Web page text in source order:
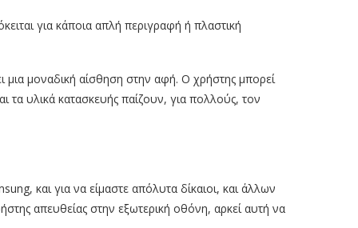
για κάποια απλή περιγραφή ή πλαστική
μια μοναδική αίσθηση στην αφή. Ο χρήστης μπορεί
τα υλικά κατασκευής παίζουν, για πολλούς, τον
και για να είμαστε απόλυτα δίκαιοι, και άλλων
απευθείας στην εξωτερική οθόνη, αρκεί αυτή να